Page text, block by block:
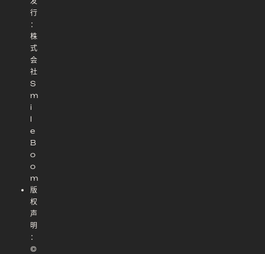
行
：
株
式
会
社
S
m
i
l
e
B
o
o
m
版
权
声
明
：
©